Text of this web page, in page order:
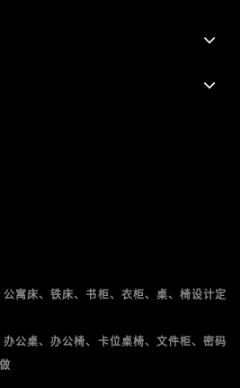
寓床、铁床、书柜、衣柜、桌、椅设计定
公桌、办公椅、卡位桌椅、文件柜、密码